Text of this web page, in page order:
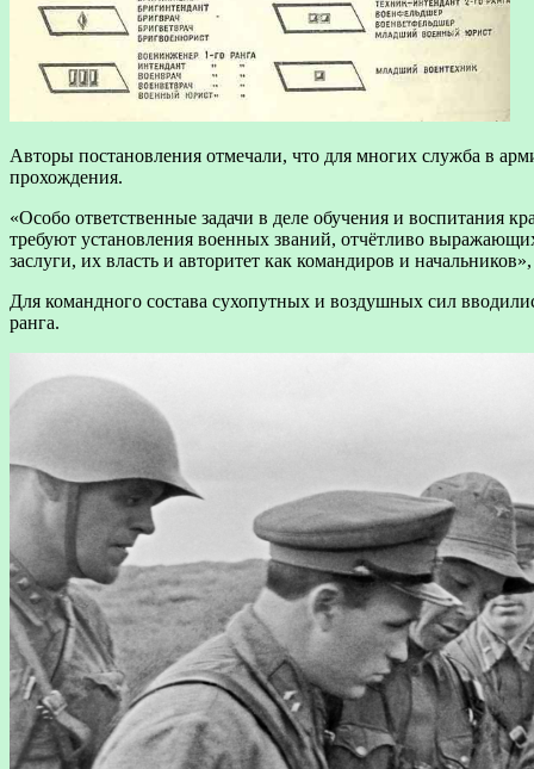
Авторы постановления отмечали, что для многих служба в
прохождения.
«Особо ответственные задачи в деле обучения и воспитания
требуют установления военных званий, отчётливо
заслуги, их власть и авторитет как командиров и
Для командного состава сухопутных и воздушных сил
ранга.